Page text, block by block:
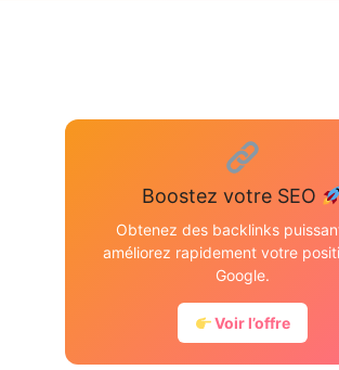
Boostez votre SEO
Obtenez des backlinks
améliorez rapidement votre
Google.
Voir l’offre